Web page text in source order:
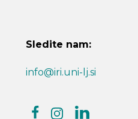
Sledite nam:
info@iri.uni-lj.si